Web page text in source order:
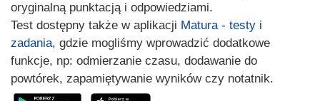
oryginalną punktacją i odpowiedziami.
Test dostępny także w aplikacji Matura - testy i
zadania, gdzie mogliśmy wprowadzić dodatkowe
funkcje, np: odmierzanie czasu, dodawanie do
powtórek, zapamiętywanie wyników czy notatnik.